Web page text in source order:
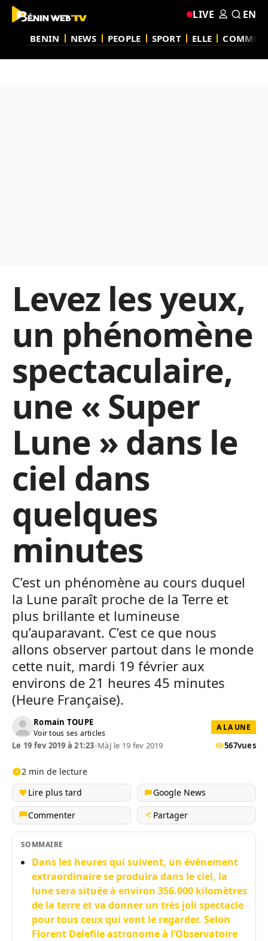
BENIN NEWS PEOPLE SPORT ELLE
LIVE EN
Levez les yeux,
un phénomène
spectaculaire,
une « Super
Lune » dans le
ciel dans
quelques
minutes
C’est un phénomène au cours duquel
la Lune paraît proche de la Terre et
plus brillante et lumineuse
qu’auparavant. C’est ce que nous
allons observer partout dans le monde
cette nuit, mardi 19 février aux
environs de 21 heures 45 minutes
(Heure Française).
Romain TOUPE
Voir tous ses articles
A LA UNE
Le 19 fev 2019 à 21:23•MàJ le 19 fev 2019 567vues
2 min de lecture
Lire plus tard
Google News
Commenter
Partager
SOMMAIRE
Dans les heures qui suivent, un événement
extraordinaire se produira dans le ciel, la
lune sera située à environ 356.000 kilomètres
de la terre et va donner un très joli spectacle
pour tous ceux qui vont le regarder. Selon
Florent Delefile astronome à l’Observatoire